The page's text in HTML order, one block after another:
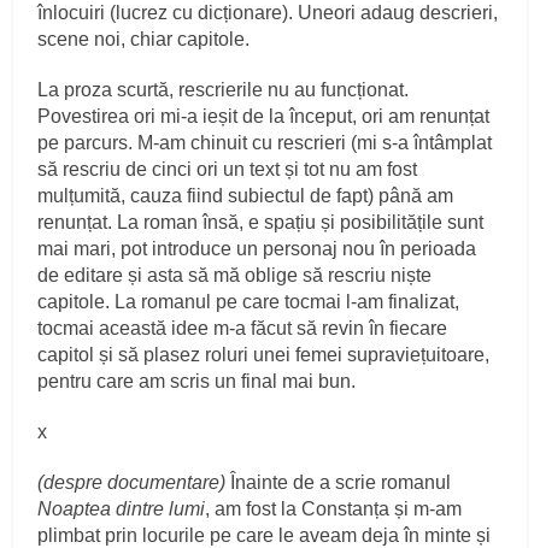
înlocuiri (lucrez cu dicționare). Uneori adaug descrieri,
scene noi, chiar capitole.
La proza scurtă, rescrierile nu au funcționat.
Povestirea ori mi-a ieșit de la început, ori am renunțat
pe parcurs. M-am chinuit cu rescrieri (mi s-a întâmplat
să rescriu de cinci ori un text și tot nu am fost
mulțumită, cauza fiind subiectul de fapt) până am
renunțat. La roman însă, e spațiu și posibilitățile sunt
mai mari, pot introduce un personaj nou în perioada
de editare și asta să mă oblige să rescriu niște
capitole. La romanul pe care tocmai l-am finalizat,
tocmai această idee m-a făcut să revin în fiecare
capitol și să plasez roluri unei femei supraviețuitoare,
pentru care am scris un final mai bun.
x
(despre documentare) Înainte de a scrie romanul
Noaptea dintre lumi, am fost la Constanța și m-am
plimbat prin locurile pe care le aveam deja în minte și